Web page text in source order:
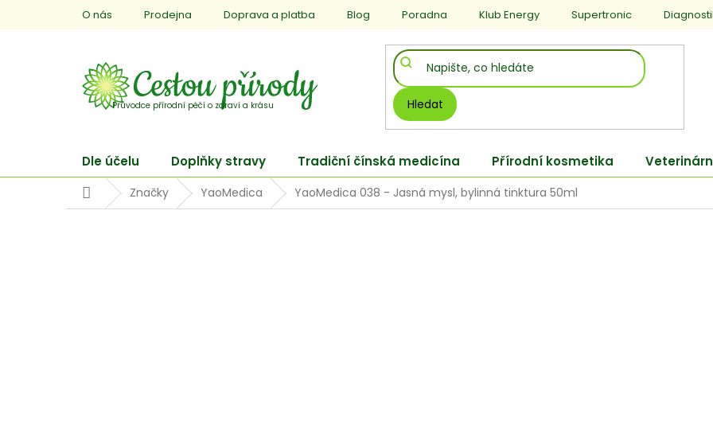
O nás Prodejna Doprava a platba Blog Poradna Klub Energy Supertronic
Hledat
Dle účelu Doplňky stravy Tradiční čínská medicína Přírodní kosmetika
DomůZnačky YaoMedica YaoMedica 038 - Jasná mysl, bylinná tinktura 50ml